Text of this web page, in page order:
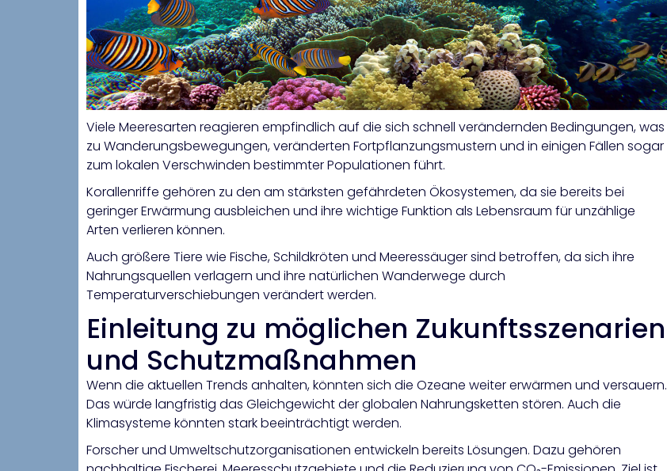
Viele Meeresarten reagieren empfindlich auf die sich schnell verändernden Bedingungen, was
zu Wanderungsbewegungen, veränderten Fortpflanzungsmustern und in einigen Fällen sogar
zum lokalen Verschwinden bestimmter Populationen führt.
Korallenriffe gehören zu den am stärksten gefährdeten Ökosystemen, da sie bereits bei
geringer Erwärmung ausbleichen und ihre wichtige Funktion als Lebensraum für unzählige
Arten verlieren können.
Auch größere Tiere wie Fische, Schildkröten und Meeressäuger sind betroffen, da sich ihre
Nahrungsquellen verlagern und ihre natürlichen Wanderwege durch
Temperaturverschiebungen verändert werden.
Einleitung zu möglichen Zukunftsszenarien
und Schutzmaßnahmen
Wenn die aktuellen Trends anhalten, könnten sich die Ozeane weiter erwärmen und versauern.
Das würde langfristig das Gleichgewicht der globalen Nahrungsketten stören. Auch die
Klimasysteme könnten stark beeinträchtigt werden.
Forscher und Umweltschutzorganisationen entwickeln bereits Lösungen. Dazu gehören